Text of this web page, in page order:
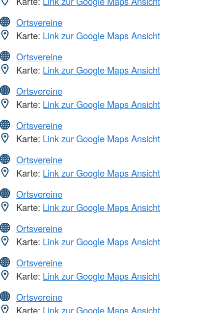
Ortsvereine
Karte: Link zur Google Maps Ansicht
Ortsvereine
Karte: Link zur Google Maps Ansicht
Ortsvereine
Karte: Link zur Google Maps Ansicht
Ortsvereine
Karte: Link zur Google Maps Ansicht
Ortsvereine
Karte: Link zur Google Maps Ansicht
Ortsvereine
Karte: Link zur Google Maps Ansicht
Ortsvereine
Karte: Link zur Google Maps Ansicht
Ortsvereine
Karte: Link zur Google Maps Ansicht
Ortsvereine
Karte: Link zur Google Maps Ansicht